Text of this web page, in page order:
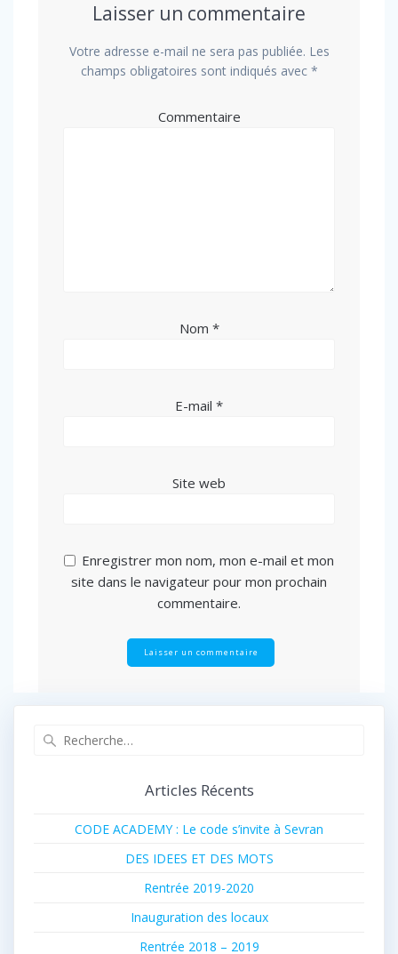
Laisser un commentaire
Votre adresse e-mail ne sera pas publiée. Les
champs obligatoires sont indiqués avec *
Commentaire
Nom *
E-mail *
Site web
Enregistrer mon nom, mon e-mail et mon
site dans le navigateur pour mon prochain
commentaire.
Articles Récents
CODE ACADEMY : Le code s’invite à Sevran
DES IDEES ET DES MOTS
Rentrée 2019-2020
Inauguration des locaux
Rentrée 2018 – 2019